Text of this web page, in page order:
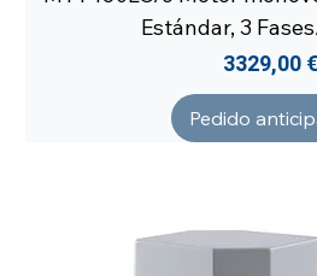
Estándar, 3
Precio
3329,00 €
Pedido